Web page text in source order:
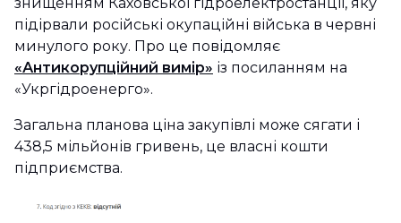
підірвали російські окупаційні війська в червні
минулого року. Про це повідомляє
«Антикорупційний вимір» із посиланням на
«Укргідроенерго».
Загальна планова ціна закупівлі може сягати і
438,5 мільйонів гривень, це власні кошти
підприємства.